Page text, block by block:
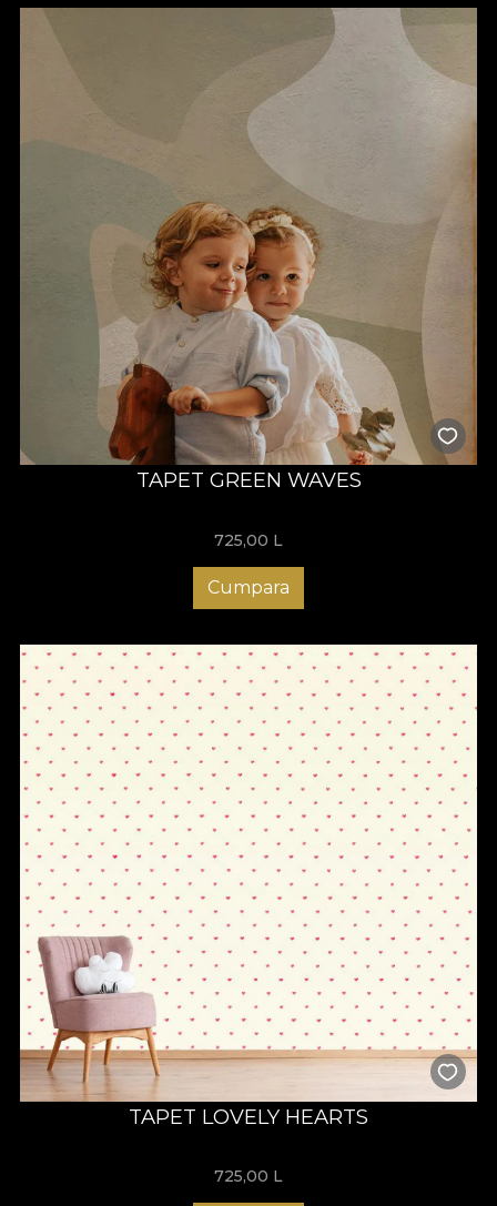
TAPET GREEN WAVES
725,00 L
Cumpara
TAPET LOVELY HEARTS
725,00 L